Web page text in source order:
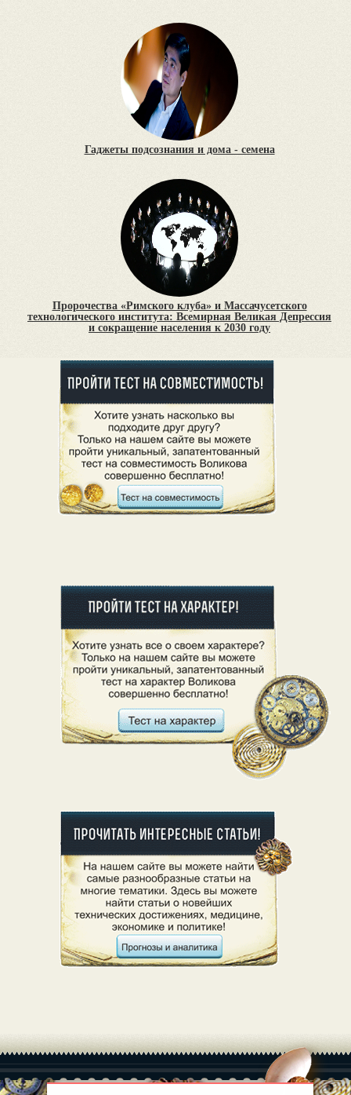
Гаджеты подсознания и дома - семена
Пророчества «Римского клуба» и Массачусетского
технологического института: Всемирная Великая Депрессия
и сокращение населения к 2030 году